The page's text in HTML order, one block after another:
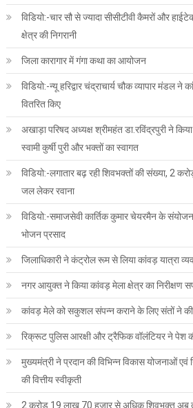
विडियो:-चार सौ से ज्यादा सीसीटीवी कैमरों और
क्षेत्र की निगरानी
जिला कारागार में गंगा कथा का आयोजन
विडियो:-न्यू हरिद्वार चंद्राचार्य चौक व्यापार मंडल
वितरित किए
अखाड़ा परिषद अध्यक्ष श्रीमहंत डा.रविंद्रपुरी ने
स्वामी कुर्षी पुरी और भक्तों का स्वागत
विडियो:-लगातार बढ़ रही शिवभक्तों की संख्या, 2
जल लेकर रवाना
विडियो:-समाजसेवी कार्तिक कुमार चेयरमैन के
भोजन प्रसाद
जिलाधिकारी ने कंट्रोल रूम से लिया कांवड़ यात्रा
नगर आयुक्त ने किया कांवड़ मेला क्षेत्र का निरीक्षण
कांवड़ मेले को सकुशल संपन्न कराने के लिए संतों ने की
रिक्रूट पुलिस आरक्षी और ट्रैफिक वॉलंटियर ने पेश की
मुख्यमंत्री ने प्रदान की विभिन्न विकास योजनाओं एवं
की वित्तीय स्वीकृती
2 करोड़ 19 लाख 70 हजार से अधिक शिवभक्त